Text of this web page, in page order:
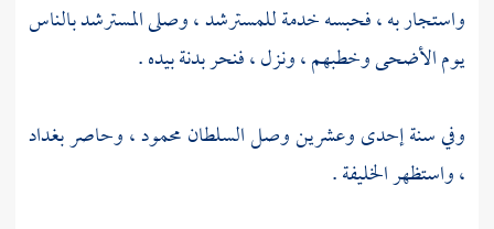
واستجار به ، فحبسه خدمةللمسترشد، وصلىالمسترشدبالناس
يوم الأضحى وخطبهم ، ونزل ، فنحر بدنة بيده .
وفي سنة إحدى وعشرين وصلالسلطان محمود، وحاصربغداد
، واستظهر الخليفة .